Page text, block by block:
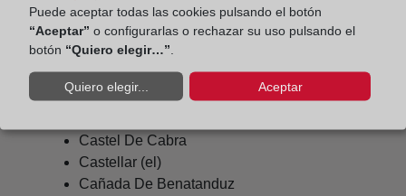
Alcala De La Selva
Aliaga
Allepuz
Arcos De Las Salinas
Cabra De Mora
Castel De Cabra
Castellar (el)
Cañada De Benatanduz
Puede aceptar todas las cookies pulsando el botón
“Aceptar” o configurarlas o rechazar su uso pulsando el
botón “Quiero elegir…”
Quiero elegir... Aceptar